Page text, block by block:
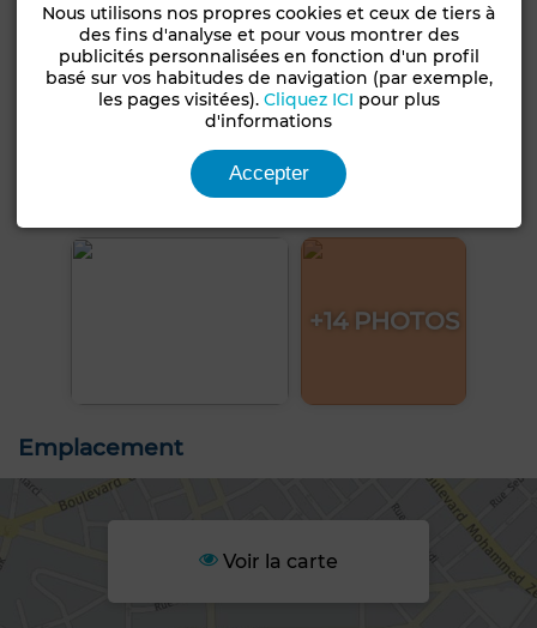
+14 PHOTOS
Emplacement
Voir la carte
Nous utilisons nos propres cookies et ceux de tiers à
des fins d'analyse et pour vous montrer des
publicités personnalisées en fonction d'un profil
basé sur vos habitudes de navigation (par exemple,
les pages visitées). Cliquez ICI pour plus
d'informations
Accepter